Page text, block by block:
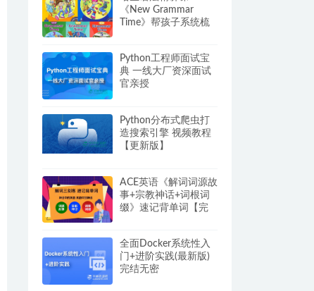
《New Grammar
Time》帮孩子系统梳
Python工程师面试宝
典 一线大厂资深面试
官亲授
Python分布式爬虫打
造搜索引擎 视频教程
【更新版】
ACE英语《解词词源故
事+宗教神话+词根词
缀》速记背单词【完
全面Docker系统性入
门+进阶实践(最新版)
完结无密